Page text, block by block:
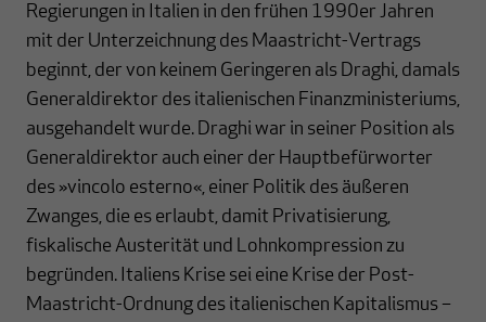
Regierungen in Italien in den frühen 1990er Jahren
mit der Unterzeichnung des Maastricht-Vertrags
beginnt, der von keinem Geringeren als Draghi, damals
Generaldirektor des italienischen Finanzministeriums,
ausgehandelt wurde. Draghi war in seiner Position als
Generaldirektor auch einer der Hauptbefürworter
des »vincolo esterno«, einer Politik des äußeren
Zwanges, die es erlaubt, damit Privatisierung,
fiskalische Austerität und Lohnkompression zu
begründen. Italiens Krise sei eine Krise der Post-
Maastricht-Ordnung des italienischen Kapitalismus –